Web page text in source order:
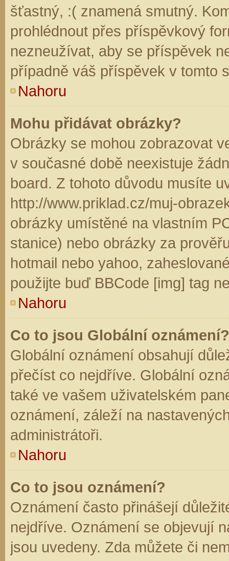
šťastný, :( znamená smutný.
prohlédnout přes příspěvkový
nezneužívat, aby se příspěvek
případně váš příspěvek v tomto
Nahoru
Mohu přidávat obrázky?
Obrázky se mohou zobrazovat
v současné době neexistuje
board. Z tohoto důvodu musíte
http://www.priklad.cz/muj-
obrázky umístěné na vlastním
stanice) nebo obrázky za
hotmail nebo yahoo,
použijte buď BBCode [img] tag
Nahoru
Co to jsou Globální oznámení?
Globální oznámení obsahují
přečíst co nejdříve. Globální
také ve vašem uživatelském
oznámení, záleží na
administrátoři.
Nahoru
Co to jsou oznámení?
Oznámení často přinášejí
nejdříve. Oznámení se objevují
jsou uvedeny. Zda můžete či